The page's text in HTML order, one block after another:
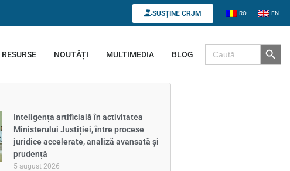
SUSȚINE CRJM RO EN
RESURSE NOUTĂȚI MULTIMEDIA BLOG
Search for: Search
Inteligența artificială în activitatea
Ministerului Justiției, între procese
juridice accelerate, analiză avansată și
prudență
5 august 2026